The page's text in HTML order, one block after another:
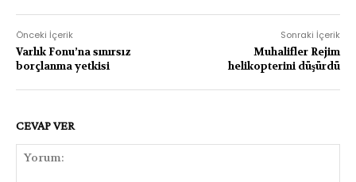
Önceki İçerik
Varlık Fonu’na sınırsız
borçlanma yetkisi
Sonraki İçerik
Muhalifler Rejim
helikopterini düşürdü
CEVAP VER